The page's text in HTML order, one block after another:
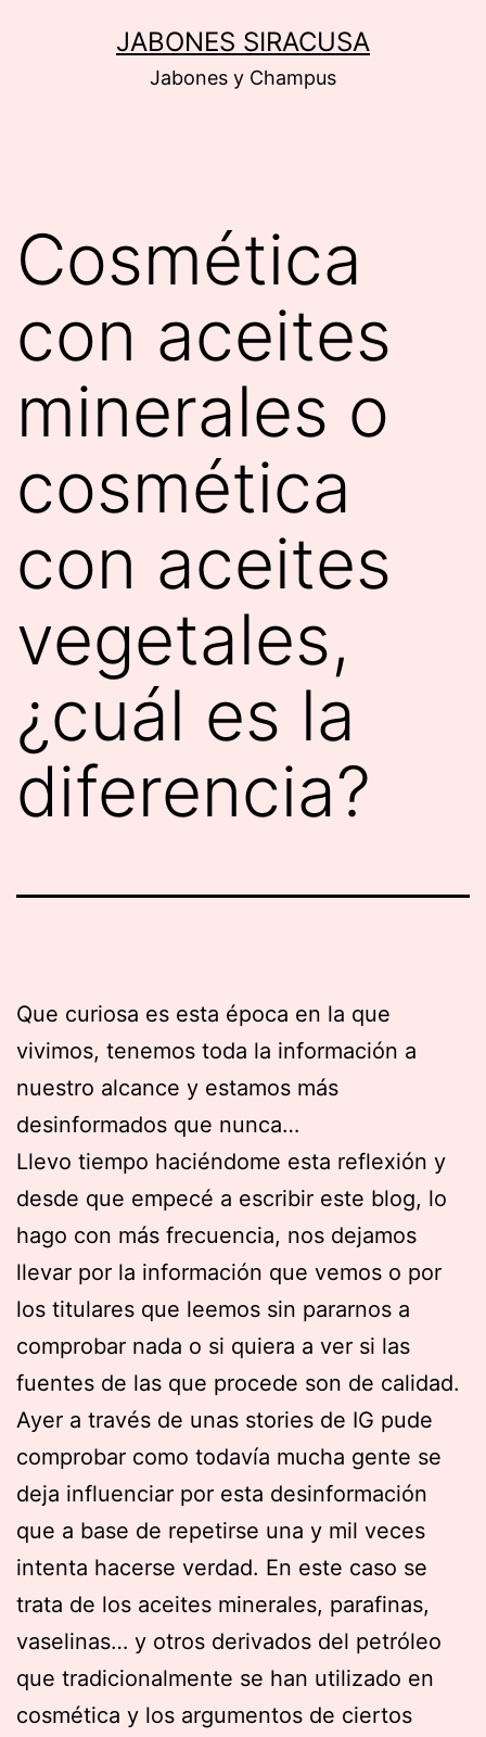
JABONES SIRACUSA
Jabones y Champus
Cosmética
con aceites
minerales o
cosmética
con aceites
vegetales,
¿cuál es la
diferencia?
Que curiosa es esta época en la que
vivimos, tenemos toda la información a
nuestro alcance y estamos más
desinformados que nunca…
Llevo tiempo haciéndome esta reflexión y
desde que empecé a escribir este blog, lo
hago con más frecuencia, nos dejamos
llevar por la información que vemos o por
los titulares que leemos sin pararnos a
comprobar nada o si quiera a ver si las
fuentes de las que procede son de calidad.
Ayer a través de unas stories de IG pude
comprobar como todavía mucha gente se
deja influenciar por esta desinformación
que a base de repetirse una y mil veces
intenta hacerse verdad. En este caso se
trata de los aceites minerales, parafinas,
vaselinas… y otros derivados del petróleo
que tradicionalmente se han utilizado en
cosmética y los argumentos de ciertos